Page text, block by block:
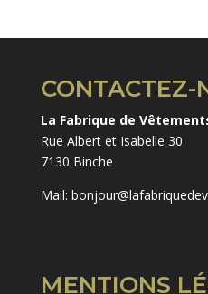
CONTACTEZ-
La Fabrique de
Rue Albert et Isabelle 30
7130 Binche
Mail:
MENTIONS